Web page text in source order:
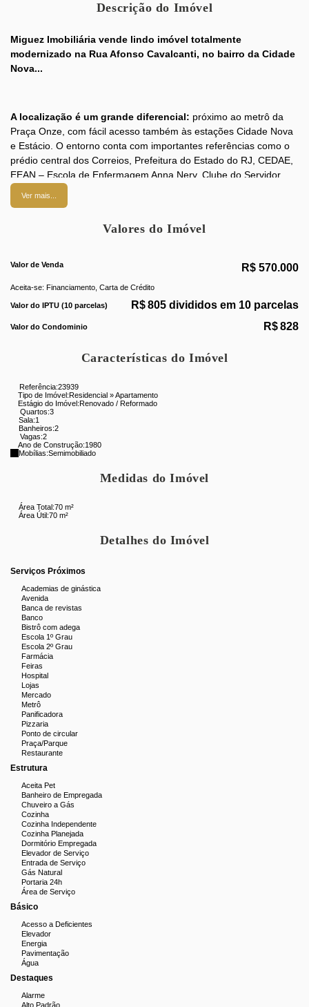
Descrição do Imóvel
Miguez Imobiliária vende lindo imóvel totalmente
modernizado na Rua Afonso Cavalcanti, no bairro da Cidade
Nova...
A localização é um grande diferencial: próximo ao metrô da
Praça Onze, com fácil acesso também às estações Cidade Nova
e Estácio. O entorno conta com importantes referências como o
prédio central dos Correios, Prefeitura do Estado do RJ, CEDAE,
EEAN – Escola de Enfermagem Anna Nery, Clube do Servidor,
ONS – Operador Nacional do Sistema Elétrico, Secretaria de
Estado de Educação do RJ, Centro Integrado de Comando e
O apartamento está em
vista
quartos com armários
banheiro social belíssimo,cozinha
com armários planejados
quarto
3 aparelhos de ar-condicionado.
O prédio oferece
câmeras
playground espaçoso
Agende sua visita!
Ver mais...
Valores do Imóvel
R$ 570.000
Valor de Venda
Aceita-se: Financiamento, Carta de Crédito
Valor do IPTU (10 parcelas) R$805 divididos em 10 parcelas
Valor do Condominio R$828
Características do Imóvel
Referência:23939
Tipo de Imóvel:Residencial »Apartamento
Estágio do Imóvel:Renovado / Reformado
Quartos:3
Sala:1
Banheiros:2
Vagas:2
Ano de Construção:1980
Mobílias:Semimobiliado
Medidas do Imóvel
Área Total:70 m²
Área Útil:70 m²
Detalhes do Imóvel
Serviços Próximos
Academias de ginástica
Avenida
Banca de revistas
Banco
Bistrô com adega
Escola 1º Grau
Escola 2º Grau
Farmácia
Feiras
Hospital
Lojas
Mercado
Metrô
Panificadora
Pizzaria
Ponto de circular
Praça/Parque
Restaurante
Estrutura
Aceita Pet
Banheiro de Empregada
Chuveiro a Gás
Cozinha
Cozinha Independente
Cozinha Planejada
Dormitório Empregada
Elevador de Serviço
Entrada de Serviço
Gás Natural
Portaria 24h
Área de Serviço
Básico
Acesso a Deficientes
Elevador
Energia
Pavimentação
Água
Destaques
Alarme
Alto Padrão